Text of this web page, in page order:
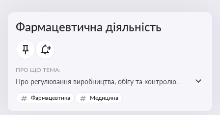
Фармацевтична діяльність
ПРО ЩО ТЕМА:
Про регулювання виробництва, обігу та контролю
лікарських засобів для легальної роботи компаній та
аптек, з дотриманням стандартів якості та безпеки
Фармацевтика Медицина